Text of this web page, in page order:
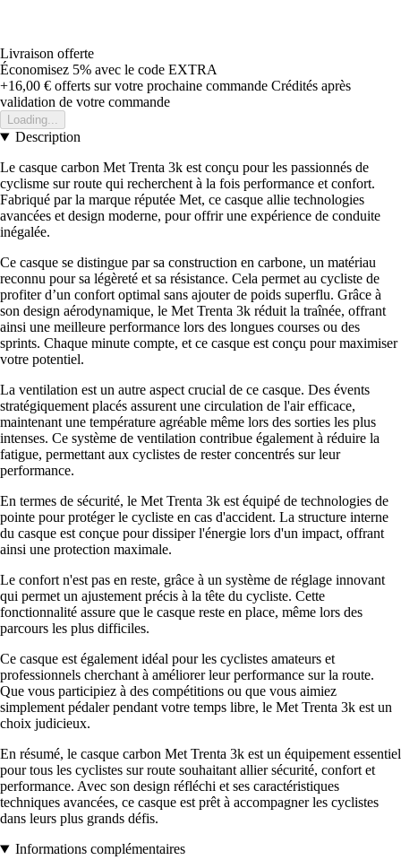
Livraison offerte
Économisez 5% avec le code EXTRA
+16,00 € offerts sur votre prochaine commande Crédités après
validation de votre commande
Loading...
Description
Le casque carbon Met Trenta 3k est conçu pour les passionnés de
cyclisme sur route qui recherchent à la fois performance et confort.
Fabriqué par la marque réputée Met, ce casque allie technologies
avancées et design moderne, pour offrir une expérience de conduite
inégalée.
Ce casque se distingue par sa construction en carbone, un matériau
reconnu pour sa légèreté et sa résistance. Cela permet au cycliste de
profiter d’un confort optimal sans ajouter de poids superflu. Grâce à
son design aérodynamique, le Met Trenta 3k réduit la traînée, offrant
ainsi une meilleure performance lors des longues courses ou des
sprints. Chaque minute compte, et ce casque est conçu pour maximiser
votre potentiel.
La ventilation est un autre aspect crucial de ce casque. Des évents
stratégiquement placés assurent une circulation de l'air efficace,
maintenant une température agréable même lors des sorties les plus
intenses. Ce système de ventilation contribue également à réduire la
fatigue, permettant aux cyclistes de rester concentrés sur leur
performance.
En termes de sécurité, le Met Trenta 3k est équipé de technologies de
pointe pour protéger le cycliste en cas d'accident. La structure interne
du casque est conçue pour dissiper l'énergie lors d'un impact, offrant
ainsi une protection maximale.
Le confort n'est pas en reste, grâce à un système de réglage innovant
qui permet un ajustement précis à la tête du cycliste. Cette
fonctionnalité assure que le casque reste en place, même lors des
parcours les plus difficiles.
Ce casque est également idéal pour les cyclistes amateurs et
professionnels cherchant à améliorer leur performance sur la route.
Que vous participiez à des compétitions ou que vous aimiez
simplement pédaler pendant votre temps libre, le Met Trenta 3k est un
choix judicieux.
En résumé, le casque carbon Met Trenta 3k est un équipement essentiel
pour tous les cyclistes sur route souhaitant allier sécurité, confort et
performance. Avec son design réfléchi et ses caractéristiques
techniques avancées, ce casque est prêt à accompagner les cyclistes
dans leurs plus grands défis.
Informations complémentaires